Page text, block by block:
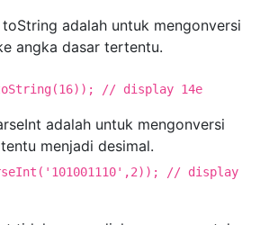
adalah untuk mengonversi
angka dasar tertentu.
// display 14e
adalah untuk mengonversi
menjadi desimal.
// display